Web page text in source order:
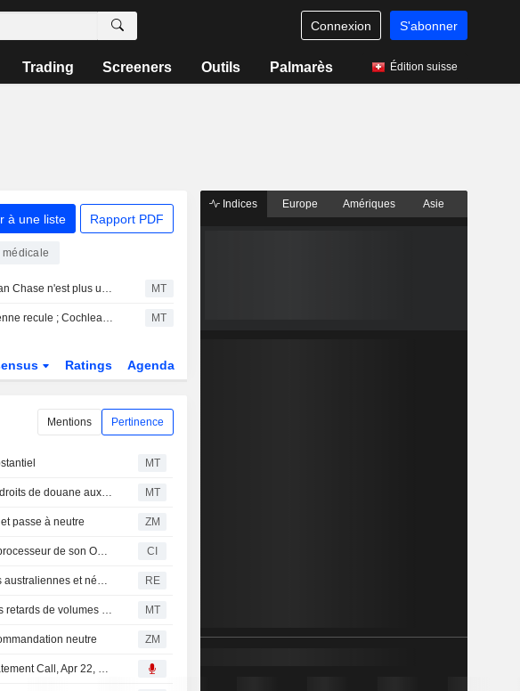
Connexion S'abonner
Trading Screeners Outils Palmarès Édition suisse
à une liste Rapport PDF
médicale
Cochlear : JPMorgan Chase n'est plus un actionnaire substantiel MT
La Bourse australienne recule ; Cochlear confirme le maintien de l'accès en franchise de droits de douane aux États-Unis pour ses implants auditifs MT
Ratings Agenda
Mentions Pertinence
MT
Cochlear confirme le maintien de l'accès en franchise de droits de douane aux États-Unis pour ses systèmes d'implants auditifs MT
passe à neutre ZM
Cochlear Limited annonce l'homologation par la FDA du processeur de son Osia 3 CI
Des compagnies aériennes aux banques : les entreprises australiennes et néo-zélandaises sous pression face à la crise du Golfe RE
Cochlear doit poursuivre la promotion de ses implants, les retards de volumes n'étant pas structurels selon Jefferies ; le titre grimpe de 4% MT
neutre ZM
Transcript : Cochlear Limited, Q3 2026 Sales/ Trading Statement Call, Apr 22, 2026
Indices Europe Amériques Asie